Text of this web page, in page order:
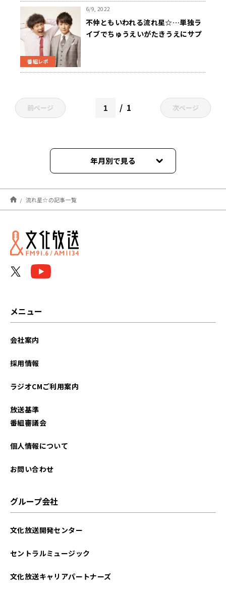
番組レポ
6/9, 2022
不仲ともいわれる流れ星☆…単独ラ
イブでちゅうえいがたきうえにサプ
前ページ 1 次ページ
年月別で見る
2025年05月
2024年05月
2023年05月
流れ星☆の記事一覧
メニュー
会社案内
採用情報
ラジオCMご利用案内
放送基準
番組審議会
個人情報について
お問い合わせ
グループ会社
文化放送開発センター
セントラルミュージック
文化放送キャリアパートナーズ